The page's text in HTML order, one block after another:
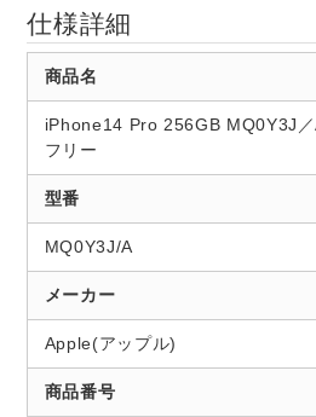
仕様詳細
商品名
iPhone14 Pro 256GB MQ0Y3J
フリー
型番
MQ0Y3J/A
メーカー
Apple(アップル)
商品番号